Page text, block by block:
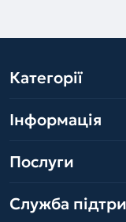
Категорії
Інформація
Послуги
Служба